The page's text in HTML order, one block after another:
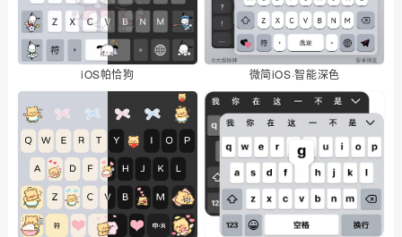
iOS帕恰狗 微简iOS·智能深色